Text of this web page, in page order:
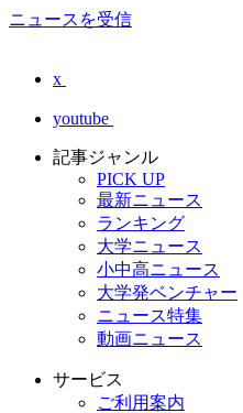
ニュースを受信
x
youtube
記事ジャンル
PICK UP
最新ニュース
ランキング
大学ニュース
小中高ニュース
大学発ベンチャー
ニュース特集
動画ニュース
サービス
ご利用案内